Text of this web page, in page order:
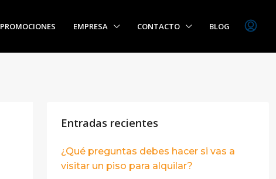
PROMOCIONES EMPRESA CONTACTO BLOG
Entradas recientes
¿Qué preguntas debes hacer si vas a
visitar un piso para alquilar?